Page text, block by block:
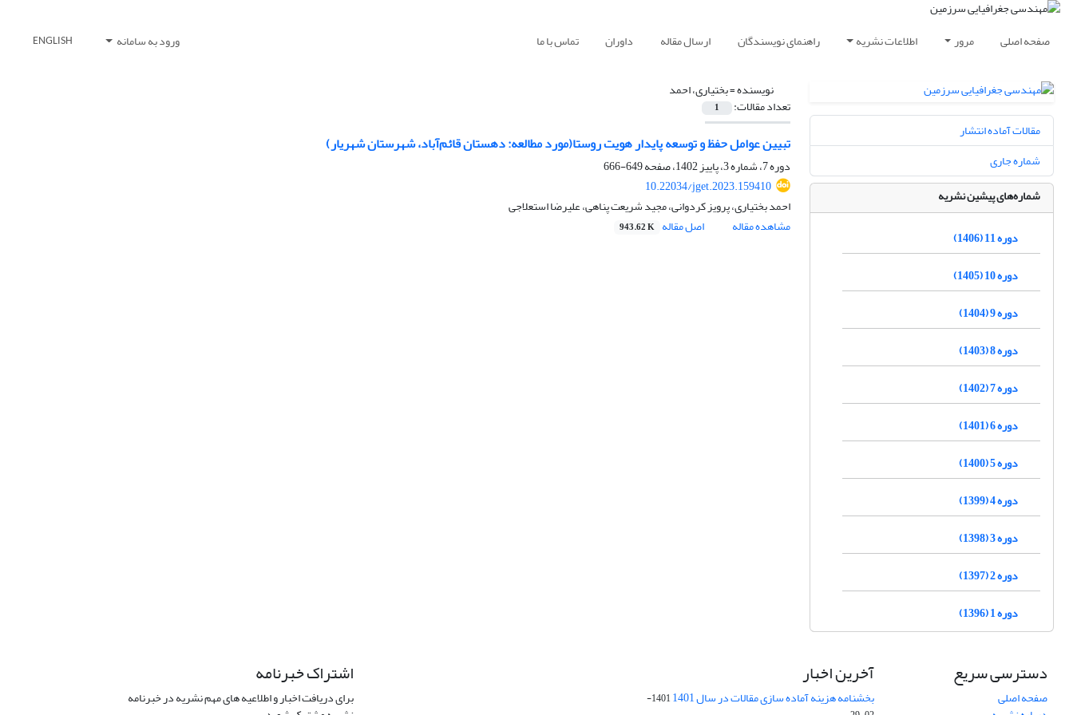
صفحه اصلی مرور اطلاعات نشریه راهنمای نویسندگان ارسال مقاله داوران تماس با ما ورود به سامانه ENGLISH
نویسنده =بختیاری، احمد
تعداد مقالات: 1
تبیین عوامل حفظ و توسعه پایدار هویت روستا(مورد مطالعه: دهستان قائم‌آباد، شهرستان شهریار)
دوره 7، شماره 3، پاییز 1402، صفحه
649-666
10.22034/jget.2023.159410
احمد بختیاری، پرویز کردوانی، مجید شریعت پناهی، علیرضا استعلاجی
مشاهده مقاله
اصل مقاله 943.62 K
مقالات آماده انتشار
شماره جاری
شماره‌های پیشین نشریه
دوره 11 (1406)
دوره 10 (1405)
دوره 9 (1404)
دوره 8 (1403)
دوره 7 (1402)
دوره 6 (1401)
دوره 5 (1400)
دوره 4 (1399)
دوره 3 (1398)
دوره 2 (1397)
دوره 1 (1396)
دسترسی سریع
صفحه اصلی
آخرین اخبار
بخشنامه هزینه آماده سازی مقالات در سال 1401
1401-
اشتراک خبرنامه
برای دریافت اخبار و اطلاعیه های مهم نشریه در خبرنامه